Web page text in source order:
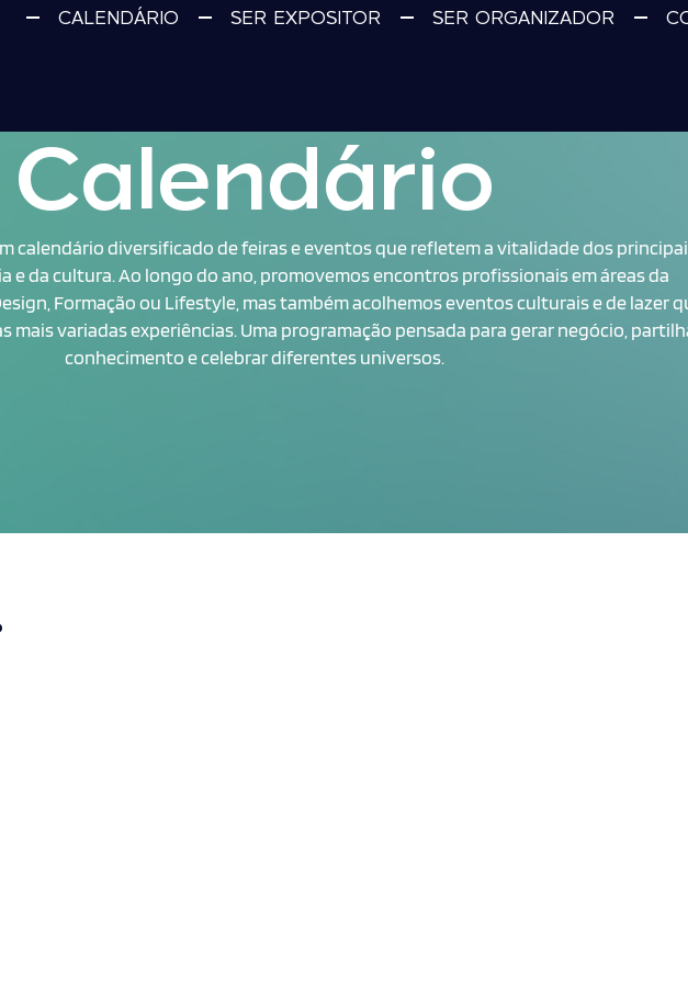
CALENDÁRIO SER EXPOSITOR SER ORGANIZADOR
Calendário
calendário diversificado de feiras e eventos que refletem a vitalidade dos
e da cultura. Ao longo do ano, promovemos encontros profissionais em áreas da
Formação ou Lifestyle, mas também acolhemos eventos culturais e de lazer
mais variadas experiências. Uma programação pensada para gerar negócio,
conhecimento e celebrar diferentes universos.